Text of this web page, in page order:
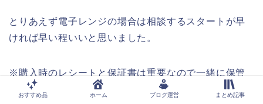
とりあえず電子レンジの場合は相談するスタートが早
ければ早い程いいと思いました。
※購入時のレシートと保証書は重要なので一緒に保管
しておくようにしましょう。購入してからの期間によ
おすすめ品 ホーム ブログ運営 まとめ記事